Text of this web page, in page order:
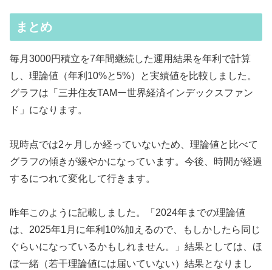
まとめ
毎月3000円積立を7年間継続した運用結果を年利で計算
し、理論値（年利10%と5%）と実績値を比較しました。
グラフは「三井住友TAMー世界経済インデックスファン
ド」になります。
現時点では2ヶ月しか経っていないため、理論値と比べて
グラフの傾きが緩やかになっています。今後、時間が経過
するにつれて変化して行きます。
昨年このように記載しました。「2024年までの理論値
は、2025年1月に年利10%加えるので、もしかしたら同じ
ぐらいになっているかもしれません。」結果としては、ほ
ぼ一緒（若干理論値には届いていない）結果となりまし